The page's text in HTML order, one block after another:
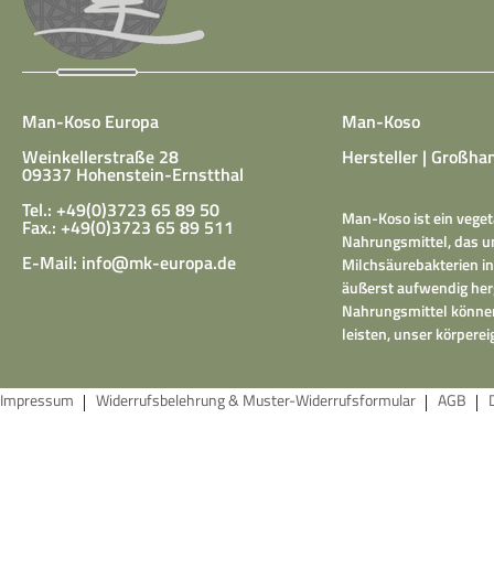
Man-Koso Europa
Weinkellerstraße 28
09337 Hohenstein-Ernstthal
Tel.: +49(0)3723 65 89 50
Fax.: +49(0)3723 65 89 511
E-Mail: info@mk-europa.de
Man-Koso
Hersteller |
Man-Koso ist ein
Nahrungsmittel, das
Milchsäurebakterien
äußerst aufwendig
Nahrungsmittel
leisten, unser
Impressum Widerrufsbelehrung & Muster-Widerrufsformular AGB